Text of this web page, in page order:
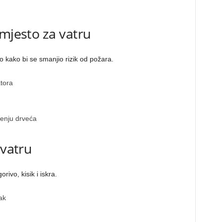
za vatru
bi se smanjio rizik od požara.
drveća
kisik i iskra.